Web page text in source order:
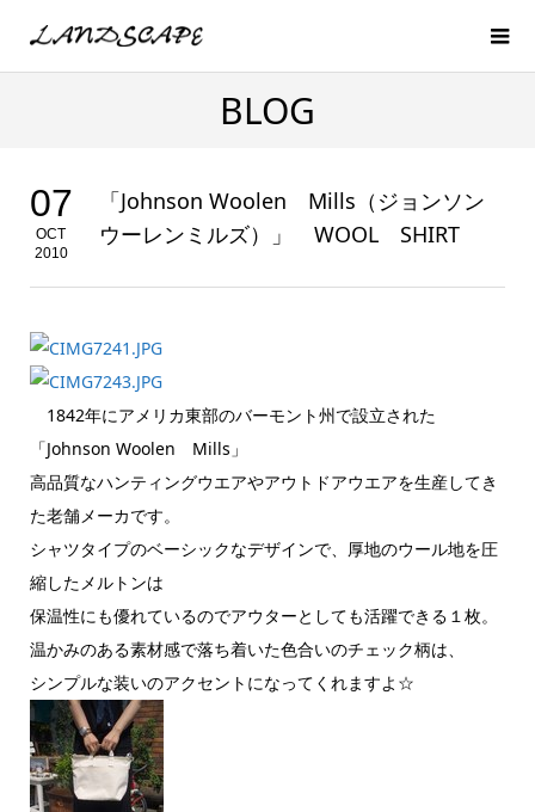
BLOG
07
OCT
2010
「Johnson Woolen Mills（ジョンソン
ウーレンミルズ）」 WOOL SHIRT
1842年にアメリカ東部のバーモント州で設立された
「Johnson Woolen Mills」
高品質なハンティングウエアやアウトドアウエアを生産してき
た老舗メーカです。
シャツタイプのベーシックなデザインで、厚地のウール地を圧
縮したメルトンは
保温性にも優れているのでアウターとしても活躍できる１枚。
温かみのある素材感で落ち着いた色合いのチェック柄は、
シンプルな装いのアクセントになってくれますよ☆